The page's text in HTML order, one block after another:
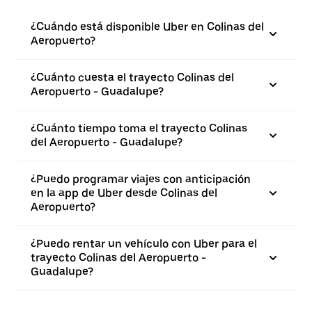
¿Cuándo está disponible Uber en Colinas del
Aeropuerto?
¿Cuánto cuesta el trayecto Colinas del
Aeropuerto - Guadalupe?
¿Cuánto tiempo toma el trayecto Colinas
del Aeropuerto - Guadalupe?
¿Puedo programar viajes con anticipación
en la app de Uber desde Colinas del
Aeropuerto?
¿Puedo rentar un vehículo con Uber para el
trayecto Colinas del Aeropuerto -
Guadalupe?